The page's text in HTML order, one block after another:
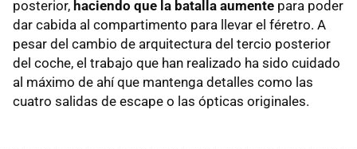
posterior, haciendo que la batalla aumente para poder
dar cabida al compartimento para llevar el féretro. A
pesar del cambio de arquitectura del tercio posterior
del coche, el trabajo que han realizado ha sido cuidado
al máximo de ahí que mantenga detalles como las
cuatro salidas de escape o las ópticas originales.